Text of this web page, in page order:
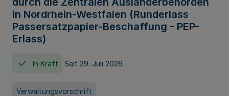
in Nordrhein-Westfalen (Runderlass
Passersatzpapier-Beschaffung - PEP-
Erlass)
In Kraft Seit 29. Juli 2026
Verwaltungsvorschrift